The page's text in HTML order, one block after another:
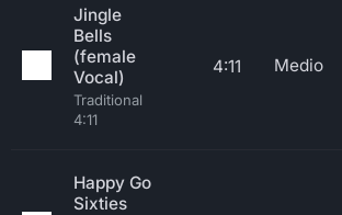
Jingle
Bells
(female
Vocal)
Traditional
4:11
4:11 Medio
Happy Go
Sixties